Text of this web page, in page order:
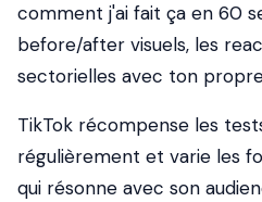
comment j'ai fait ça en 60
before/after visuels, les
sectorielles avec ton
TikTok récompense les
régulièrement et varie les
qui résonne avec son